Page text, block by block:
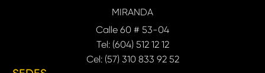
MIRANDA
Calle 60 # 53-04
Tel: (604) 512 12 12
Cel: (57) 310 833 92 52